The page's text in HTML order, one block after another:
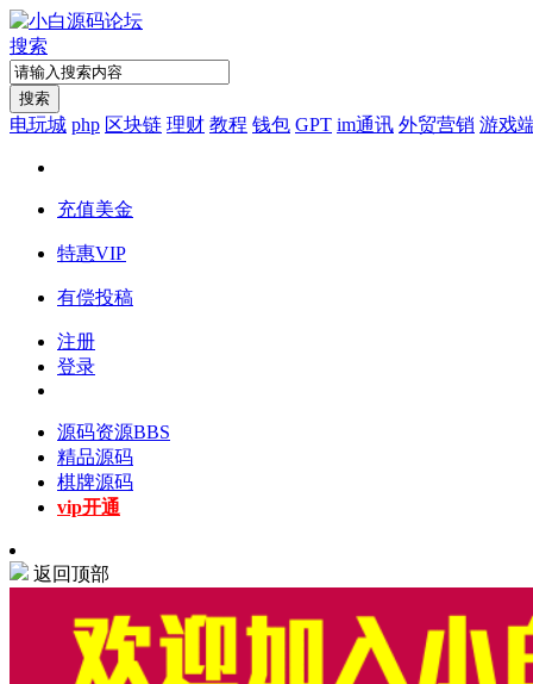
搜索
搜索
电玩城 php 区块链 理财 教程 钱包 GPT im通讯 外贸营销 游戏
充值美金
特惠VIP
有偿投稿
注册
登录
源码资源BBS
精品源码
棋牌源码
vip开通
返回顶部